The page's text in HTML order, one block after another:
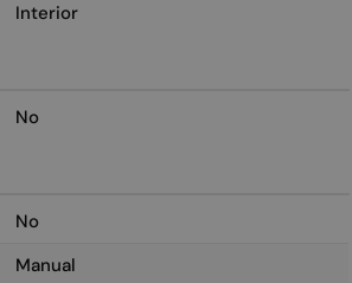
Interior
No
No
Manual